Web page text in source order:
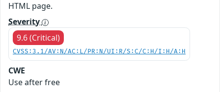
HTML page.
Severity
9.6 (Critical)
CVSS:3.1/AV:N/AC:L/PR:N/UI:R/S:C/C:H/I:H/A:H
CWE
Use after free